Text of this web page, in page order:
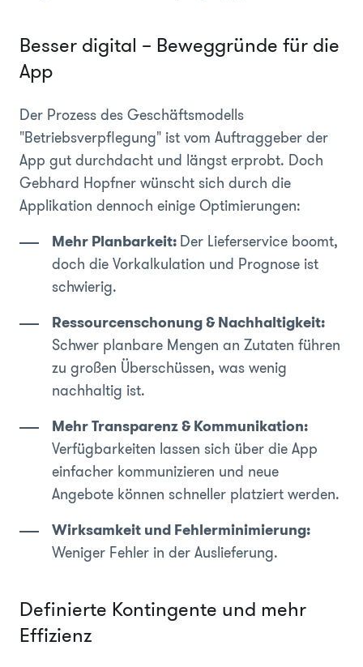
Besser digital – Beweggründe für die
App
Der Prozess des Geschäftsmodells
"Betriebsverpflegung" ist vom Auftraggeber der
App gut durchdacht und längst erprobt. Doch
Gebhard Hopfner wünscht sich durch die
Applikation dennoch einige Optimierungen:
Mehr Planbarkeit:Der Lieferservice boomt,
doch die Vorkalkulation und Prognose ist
schwierig.
Ressourcenschonung & Nachhaltigkeit:
Schwer planbare Mengen an Zutaten führen
zu großen Überschüssen, was wenig
nachhaltig ist.
Mehr Transparenz & Kommunikation:
Verfügbarkeiten lassen sich über die App
einfacher kommunizieren und neue
Angebote können schneller platziert werden.
Wirksamkeit und Fehlerminimierung:
Weniger Fehler in der Auslieferung.
Definierte Kontingente und mehr
Effizienz